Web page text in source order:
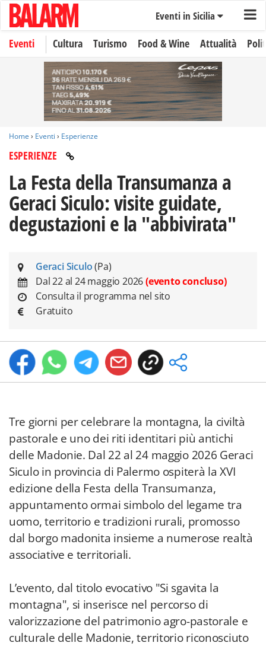
Eventi in Sicilia
Eventi Cultura Turismo Food & Wine Attualità
Home › Eventi › Esperienze
ESPERIENZE
La Festa della Transumanza a
Geraci Siculo: visite guidate,
degustazioni e la "abbivirata"
Geraci Siculo(Pa)
Dal 22 al 24 maggio 2026(evento concluso)
Consulta il programma nel sito
Gratuito
Tre giorni per celebrare la montagna, la civiltà
pastorale e uno dei riti identitari più antichi
delle Madonie. Dal 22 al 24 maggio 2026 Geraci
Siculo in provincia di Palermo ospiterà la XVI
edizione della Festa della Transumanza,
appuntamento ormai simbolo del legame tra
uomo, territorio e tradizioni rurali, promosso
dal borgo madonita insieme a numerose realtà
associative e territoriali.
L’evento, dal titolo evocativo "Si sgavita la
montagna", si inserisce nel percorso di
valorizzazione del patrimonio agro-pastorale e
culturale delle Madonie, territorio riconosciuto